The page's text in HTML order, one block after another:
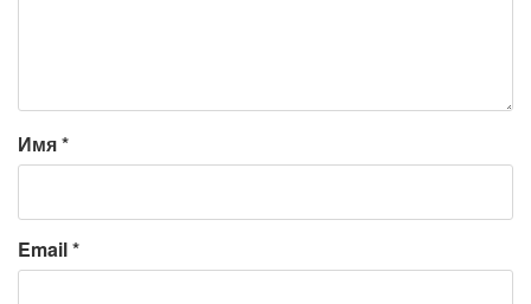
Имя*
Email*